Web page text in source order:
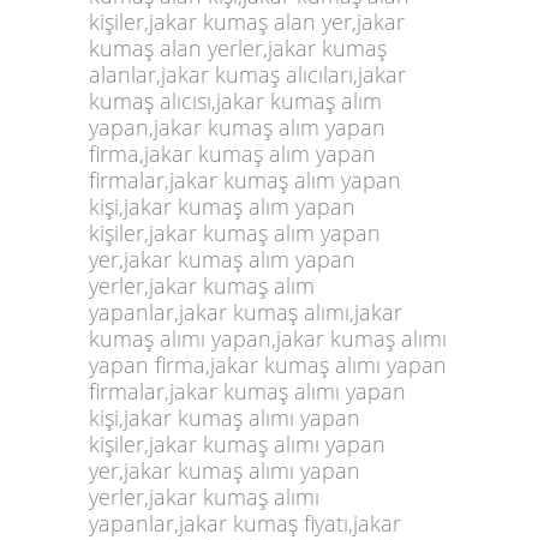
kişiler,jakar kumaş alan yer,jakar
kumaş alan yerler,jakar kumaş
alanlar,jakar kumaş alıcıları,jakar
kumaş alıcısı,jakar kumaş alım
yapan,jakar kumaş alım yapan
firma,jakar kumaş alım yapan
firmalar,jakar kumaş alım yapan
kişi,jakar kumaş alım yapan
kişiler,jakar kumaş alım yapan
yer,jakar kumaş alım yapan
yerler,jakar kumaş alım
yapanlar,jakar kumaş alımı,jakar
kumaş alımı yapan,jakar kumaş alımı
yapan firma,jakar kumaş alımı yapan
firmalar,jakar kumaş alımı yapan
kişi,jakar kumaş alımı yapan
kişiler,jakar kumaş alımı yapan
yer,jakar kumaş alımı yapan
yerler,jakar kumaş alımı
yapanlar,jakar kumaş fiyatı,jakar